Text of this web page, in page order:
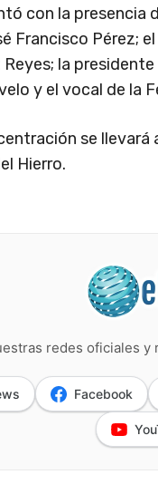
con la presencia
Francisco Pérez;
la
y el vocal de la
se llevará
Hierro.
redes oficiales y
Facebook